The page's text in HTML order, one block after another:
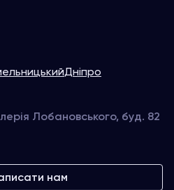
Дніпро
Лобановського, буд. 82
нам